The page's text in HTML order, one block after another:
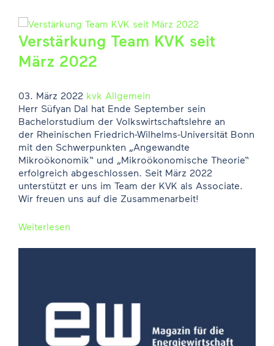
Verstärkung Team KVK seit
März 2022
03. März 2022 kvk Allgemein
Herr Süfyan Dal hat Ende September sein
Bachelorstudium der Volkswirtschaftslehre an
der Rheinischen Friedrich-Wilhelms-Universität Bonn
mit den Schwerpunkten „Angewandte
Mikroökonomik“ und „Mikroökonomische Theorie“
erfolgreich abgeschlossen. Seit März 2022
unterstützt er uns im Team der KVK als Associate.
Wir freuen uns auf die Zusammenarbeit!
Weiterlesen